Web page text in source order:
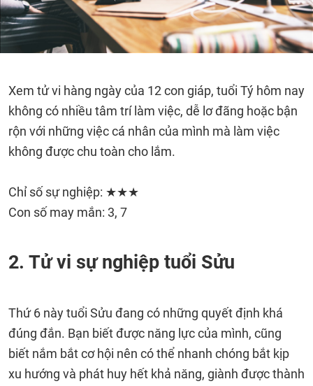
Xem tử vi hàng ngày của 12 con giáp, tuổi Tý hôm nay
không có nhiều tâm trí làm việc, dễ lơ đãng hoặc bận
rộn với những việc cá nhân của mình mà làm việc
không được chu toàn cho lắm.
Chỉ số sự nghiệp: ★★★
Con số may mắn: 3, 7
2. Tử vi sự nghiệp tuổi Sửu
Thứ 6 này tuổi Sửu đang có những quyết định khá
đúng đắn. Bạn biết được năng lực của mình, cũng
biết nắm bắt cơ hội nên có thể nhanh chóng bắt kịp
xu hướng và phát huy hết khả năng, giành được thành